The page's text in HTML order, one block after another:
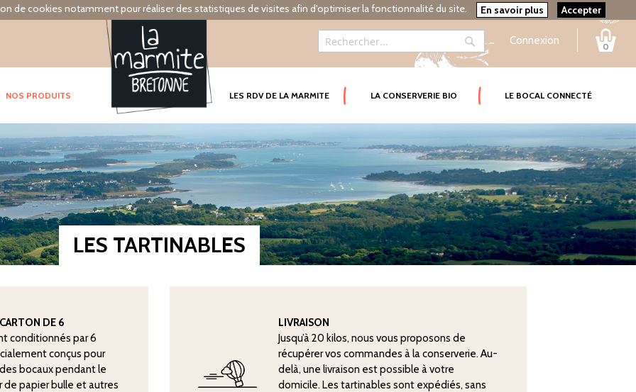
de cookies notamment pour réaliser des statistiques de visites afin d'optimiser la fonctionnalité du site. En savoir plus Accepter
Connexion 0
Rechercher
NOS PRODUITS LES RDV DE LA MARMITE LA CONSERVERIE BIO LE BOCAL CONNECTÉ
LES TARTINABLES
DE 6
conditionnés par 6
conçus pour
bocaux pendant le
de papier bulle et autres
LIVRAISON
Jusqu’à 20 kilos, nous vous proposons de
récupérer vos commandes à la conserverie. Au-
delà, une livraison est possible à votre
domicile. Les tartinables sont expédiés, sans